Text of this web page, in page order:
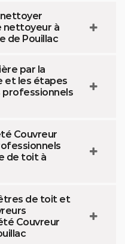
nettoyeur à
de Pouillac
par la
et les étapes
professionnels
Couvreur
de toit à
de toit et
Couvreur